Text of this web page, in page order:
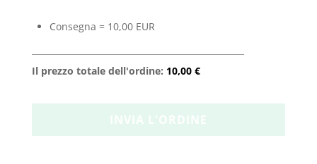
Consegna = 10,00 EUR
Il prezzo totale dell'ordine: 10,00 €